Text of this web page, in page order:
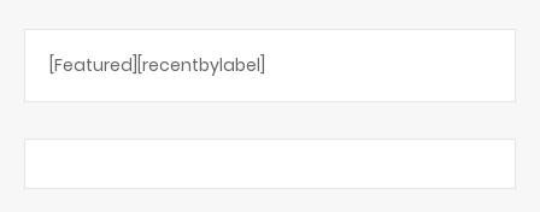
[Featured][recentbylabel]